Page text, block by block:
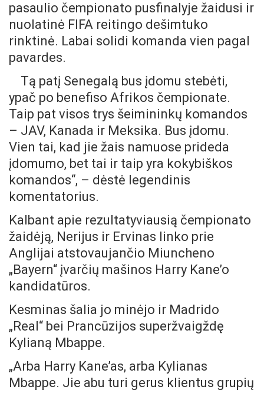
pasaulio čempionato pusfinalyje žaidusi ir
nuolatinė FIFA reitingo dešimtuko
rinktinė. Labai solidi komanda vien pagal
pavardes.
Tą patį Senegalą bus įdomu stebėti,
ypač po benefiso Afrikos čempionate.
Taip pat visos trys šeimininkų komandos
– JAV, Kanada ir Meksika. Bus įdomu.
Vien tai, kad jie žais namuose prideda
įdomumo, bet tai ir taip yra kokybiškos
komandos“, – dėstė legendinis
komentatorius.
Kalbant apie rezultatyviausią čempionato
žaidėją, Nerijus ir Ervinas linko prie
Anglijai atstovaujančio Miuncheno
„Bayern“ įvarčių mašinos Harry Kane’o
kandidatūros.
Kesminas šalia jo minėjo ir Madrido
„Real“ bei Prancūzijos superžvaigždę
Kylianą Mbappe.
„Arba Harry Kane’as, arba Kylianas
Mbappe. Jie abu turi gerus klientus grupių